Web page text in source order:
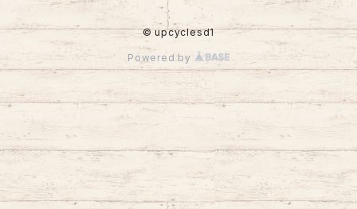
© upcyclesd1
Powered by